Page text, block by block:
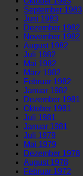
September 1983
Juni 1983
Dezember 1982
November 1982
August 1982
Juli 1982
Mai 1982
März 1982
Februar 1982
Januar 1982
Dezember 1981
Oktober 1981
Juli 1981
Januar 1981
Juli 1979
Mai 1979
Dezember 1978
August 1978
Februar 1972